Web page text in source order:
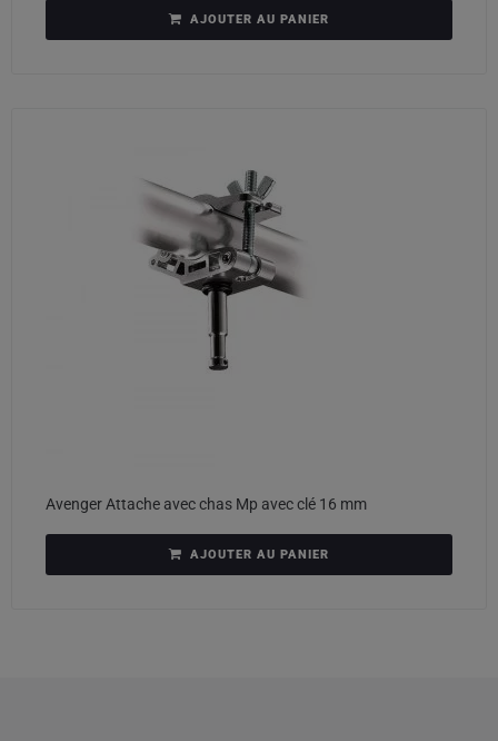
AJOUTER AU PANIER
Avenger Attache avec chas Mp avec clé 16 mm
AJOUTER AU PANIER